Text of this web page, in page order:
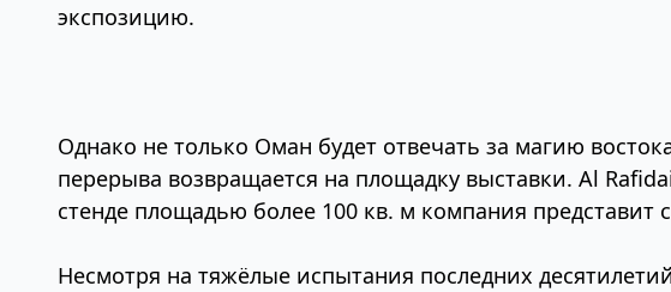
экспозицию.
Однако не только Оман будет отвечать за магию
перерыва возвращается на площадку выставки. Al
стенде площадью более 100 кв. м компания представит
Несмотря на тяжёлые испытания последних